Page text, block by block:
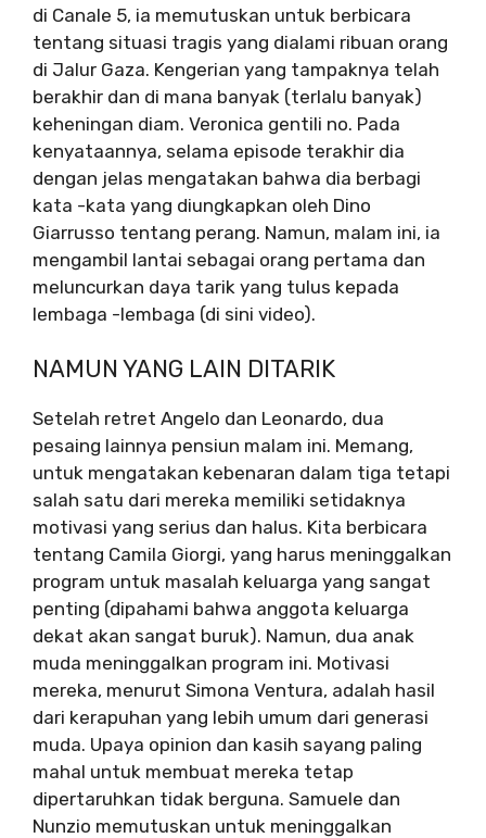
di Canale 5, ia memutuskan untuk berbicara
tentang situasi tragis yang dialami ribuan orang
di Jalur Gaza. Kengerian yang tampaknya telah
berakhir dan di mana banyak (terlalu banyak)
keheningan diam. Veronica gentili no. Pada
kenyataannya, selama episode terakhir dia
dengan jelas mengatakan bahwa dia berbagi
kata -kata yang diungkapkan oleh Dino
Giarrusso tentang perang. Namun, malam ini, ia
mengambil lantai sebagai orang pertama dan
meluncurkan daya tarik yang tulus kepada
lembaga -lembaga (di sini video).
NAMUN YANG LAIN DITARIK
Setelah retret Angelo dan Leonardo, dua
pesaing lainnya pensiun malam ini. Memang,
untuk mengatakan kebenaran dalam tiga tetapi
salah satu dari mereka memiliki setidaknya
motivasi yang serius dan halus. Kita berbicara
tentang Camila Giorgi, yang harus meninggalkan
program untuk masalah keluarga yang sangat
penting (dipahami bahwa anggota keluarga
dekat akan sangat buruk). Namun, dua anak
muda meninggalkan program ini. Motivasi
mereka, menurut Simona Ventura, adalah hasil
dari kerapuhan yang lebih umum dari generasi
muda. Upaya opinion dan kasih sayang paling
mahal untuk membuat mereka tetap
dipertaruhkan tidak berguna. Samuele dan
Nunzio memutuskan untuk meninggalkan